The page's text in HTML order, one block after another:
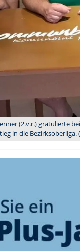
(2.v.r.) gratulierte
in die Bezirksoberliga.